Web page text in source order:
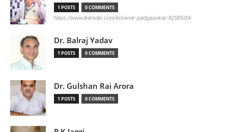
1 POSTS 0 COMMENTS
https://www.linkedin.com/in/vivek-padgaonkar-8298509/
Dr. Balraj Yadav
1 POSTS 0 COMMENTS
Dr. Gulshan Rai Arora
1 POSTS 0 COMMENTS